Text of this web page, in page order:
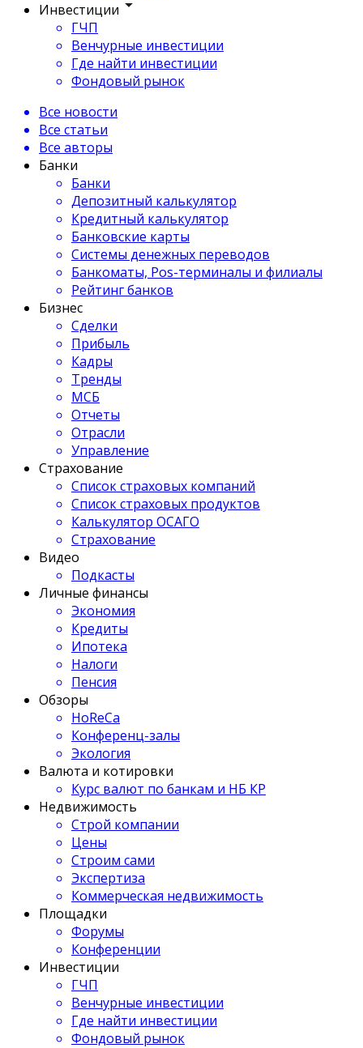
Инвестиции
ГЧП
Венчурные инвестиции
Где найти инвестиции
Фондовый рынок
Все новости
Все статьи
Все авторы
Банки
Банки
Депозитный калькулятор
Кредитный калькулятор
Банковские карты
Системы денежных переводов
Банкоматы, Pos-терминалы и филиалы
Рейтинг банков
Бизнес
Сделки
Прибыль
Кадры
Тренды
МСБ
Отчеты
Отрасли
Управление
Страхование
Список страховых компаний
Список страховых продуктов
Калькулятор ОСАГО
Страхование
Видео
Подкасты
Личные финансы
Экономия
Кредиты
Ипотека
Налоги
Пенсия
Обзоры
HoReCa
Конференц-залы
Экология
Валюта и котировки
Курс валют по банкам и НБ КР
Недвижимость
Строй компании
Цены
Строим сами
Экспертиза
Коммерческая недвижимость
Площадки
Форумы
Конференции
Инвестиции
ГЧП
Венчурные инвестиции
Где найти инвестиции
Фондовый рынок